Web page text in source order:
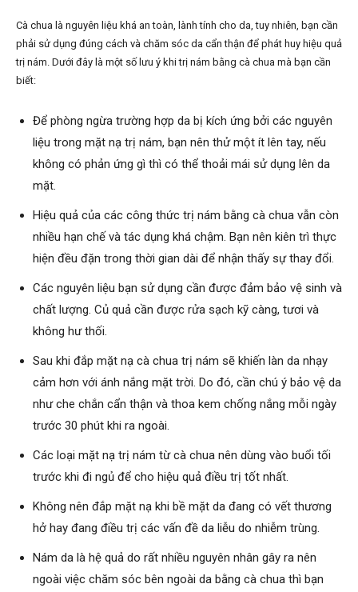
Cà chua là nguyên liệu khá an toàn, lành tính cho da, tuy nhiên, bạn cần
phải sử dụng đúng cách và chăm sóc da cẩn thận để phát huy hiệu quả
trị nám. Dưới đây là một số lưu ý khi trị nám bằng cà chua mà bạn cần
biết:
Để phòng ngừa trường hợp da bị kích ứng bởi các nguyên
liệu trong mặt nạ trị nám, bạn nên thử một ít lên tay, nếu
không có phản ứng gì thì có thể thoải mái sử dụng lên da
mặt.
Hiệu quả của các công thức trị nám bằng cà chua vẫn còn
nhiều hạn chế và tác dụng khá chậm. Bạn nên kiên trì thực
hiện đều đặn trong thời gian dài để nhận thấy sự thay đổi.
Các nguyên liệu bạn sử dụng cần được đảm bảo vệ sinh và
chất lượng. Củ quả cần được rửa sạch kỹ càng, tươi và
không hư thối.
Sau khi đắp mặt nạ cà chua trị nám sẽ khiến làn da nhạy
cảm hơn với ánh nắng mặt trời. Do đó, cần chú ý bảo vệ da
như che chắn cẩn thận và thoa kem chống nắng mỗi ngày
trước 30 phút khi ra ngoài.
Các loại mặt nạ trị nám từ cà chua nên dùng vào buổi tối
trước khi đi ngủ để cho hiệu quả điều trị tốt nhất.
Không nên đắp mặt nạ khi bề mặt da đang có vết thương
hở hay đang điều trị các vấn đề da liễu do nhiễm trùng.
Nám da là hệ quả do rất nhiều nguyên nhân gây ra nên
ngoài việc chăm sóc bên ngoài da bằng cà chua thì bạn